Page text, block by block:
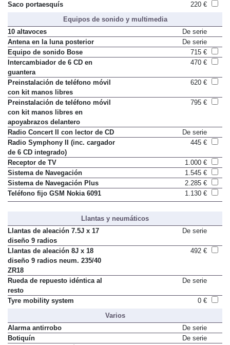
Saco portaesquís
220 €
Equipos de sonido y multimedia
10 altavoces
De serie
Antena en la luna posterior
De serie
Equipo de sonido Bose
715 €
Intercambiador de 6 CD en
guantera
470 €
Preinstalación de teléfono móvil
con kit manos libres
620 €
Preinstalación de teléfono móvil
con kit manos libres en
apoyabrazos delantero
795 €
Radio Concert II con lector de CD
De serie
Radio Symphony II (inc. cargador
de 6 CD integrado)
445 €
Receptor de TV
1.000 €
Sistema de Navegación
1.545 €
Sistema de Navegación Plus
2.285 €
Teléfono fijo GSM Nokia 6091
1.130 €
Llantas y neumáticos
Llantas de aleación 7.5J x 17
diseño 9 radios
De serie
Llantas de aleación 8J x 18
diseño 9 radios neum. 235/40
ZR18
492 €
Rueda de repuesto idéntica al
resto
De serie
Tyre mobility system
0 €
Varios
Alarma antirrobo
De serie
Botiquín
De serie